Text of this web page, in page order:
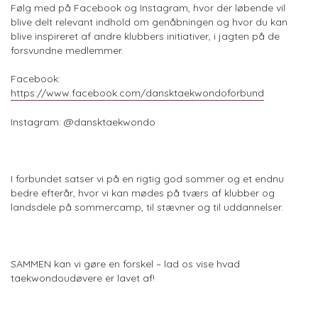
Følg med på Facebook og Instagram, hvor der løbende vil
blive delt relevant indhold om genåbningen og hvor du kan
blive inspireret af andre klubbers initiativer, i jagten på de
forsvundne medlemmer.
Facebook:
https://www.facebook.com/dansktaekwondoforbund
Instagram: @dansktaekwondo
I forbundet satser vi på en rigtig god sommer og et endnu
bedre efterår, hvor vi kan mødes på tværs af klubber og
landsdele på sommercamp, til stævner og til uddannelser.
SAMMEN kan vi gøre en forskel – lad os vise hvad
taekwondoudøvere er lavet af!